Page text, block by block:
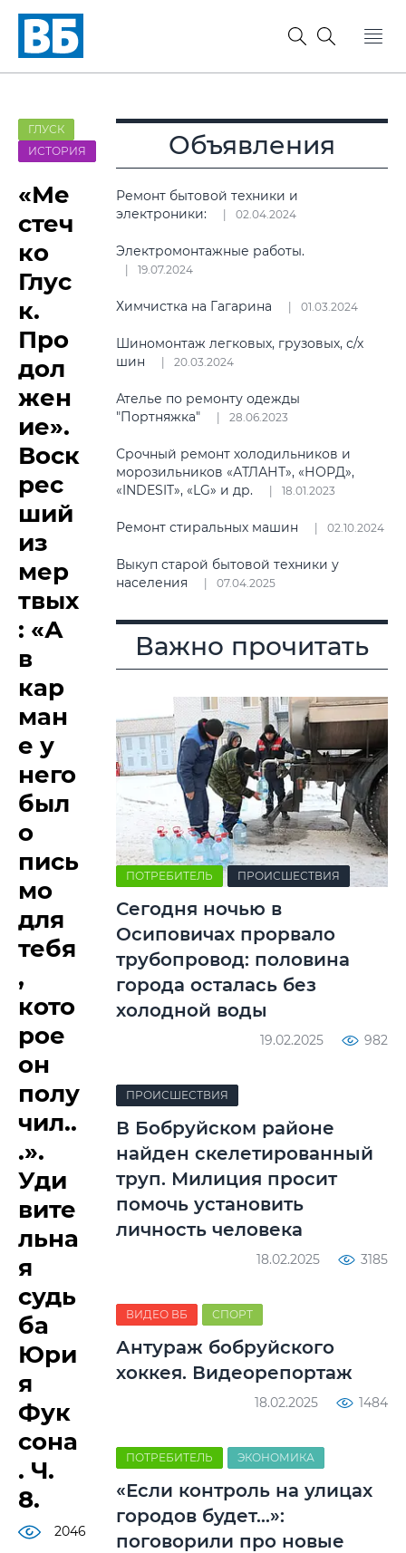
ГЛУСК
ИСТОРИЯ
«Ме
стеч
ко
Глус
к.
Про
дол
жен
ие».
Воск
рес
ший
из
мер
твых
: «А
в
кар
ман
е у
него
был
о
пись
мо
для
тебя
,
кото
рое
он
полу
чил..
.».
Уди
вите
льна
я
судь
ба
Юри
я
Фук
сона
. Ч.
8.
2046
Объявления
Ремонт бытовой техники и
электроники:
02.04.2024
Электромонтажные работы.
19.07.2024
Химчистка на Гагарина 01.03.2024
Шиномонтаж легковых, грузовых, с/х
шин
20.03.2024
Ателье по ремонту одежды
"Портняжка"
28.06.2023
Срочный ремонт холодильников и
морозильников «АТЛАНТ», «НОРД»,
«INDESIT», «LG» и др.
18.01.2023
Ремонт стиральных машин 02.10.2024
Выкуп старой бытовой техники у
населения
07.04.2025
Важно прочитать
ПОТРЕБИТЕЛЬ ПРОИСШЕСТВИЯ
Сегодня ночью в
Осиповичах прорвало
трубопровод: половина
города осталась без
холодной воды
19.02.2025 982
ПРОИСШЕСТВИЯ
В Бобруйском районе
найден скелетированный
труп. Милиция просит
помочь установить
личность человека
18.02.2025 3185
ВИДЕО ВБ СПОРТ
Антураж бобруйского
хоккея. Видеорепортаж
18.02.2025 1484
ПОТРЕБИТЕЛЬ ЭКОНОМИКА
«Если контроль на улицах
городов будет…»:
поговорили про новые